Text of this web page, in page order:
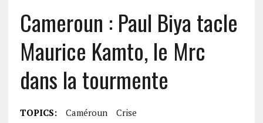
Cameroun : Paul Biya tacle
Maurice Kamto, le Mrc
dans la tourmente
TOPICS: Caméroun
Crise